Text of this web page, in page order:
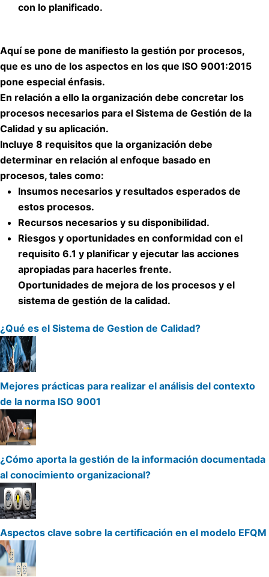
con lo planificado.
Aquí se pone de manifiesto la gestión por procesos,
que es uno de los aspectos en los que ISO 9001:2015
pone especial énfasis.
En relación a ello la organización debe concretar los
procesos necesarios para el Sistema de Gestión de la
Calidad y su aplicación.
Incluye 8 requisitos que la organización debe
determinar en relación al enfoque basado en
procesos, tales como:
Insumos necesarios y resultados esperados de
estos procesos.
Recursos necesarios y su disponibilidad.
Riesgos y oportunidades en conformidad con el
requisito 6.1 y planificar y ejecutar las acciones
apropiadas para hacerles frente.
Oportunidades de mejora de los procesos y el
sistema de gestión de la calidad.
¿Qué es el Sistema de Gestion de Calidad?
Mejores prácticas para realizar el análisis del contexto
de la norma ISO 9001
¿Cómo aporta la gestión de la información documentada
al conocimiento organizacional?
Aspectos clave sobre la certificación en el modelo EFQM